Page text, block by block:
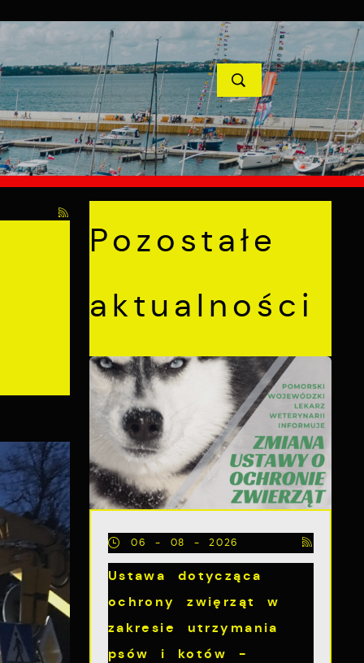
PROJEKTY UNIJNE KONTAKT
POPRZEDNI NASTĘPNY
Pozostałe
aktualności
06 - 08 - 2026
Ustawa dotycząca
ochrony zwięrząt w
zakresie utrzymania
psów i kotów -